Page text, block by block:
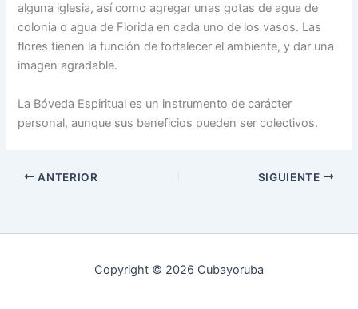
alguna iglesia, así como agregar unas gotas de agua de
colonia o agua de Florida en cada uno de los vasos. Las
flores tienen la función de fortalecer el ambiente, y dar una
imagen agradable.
La Bóveda Espiritual es un instrumento de carácter
personal, aunque sus beneficios pueden ser colectivos.
ANTERIOR SIGUIENTE
Copyright © 2026 Cubayoruba